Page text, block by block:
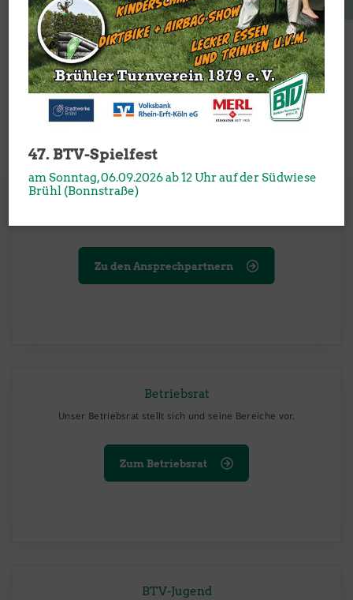
Übersichtsseite "Unser Verein"
Verlinkungen in die Unterbereiche
Ansprechpartner
Zu den Ansprechpartnern
Betriebsrat
Unser Betriebsrat stellt sich und seine Bereiche vor.
Zum Betriebsrat
BTV-Jugend
47. BTV-Spielfest
am Sonntag, 06.09.2026 ab 12 Uhr auf der Südwiese
Brühl (Bonnstraße)